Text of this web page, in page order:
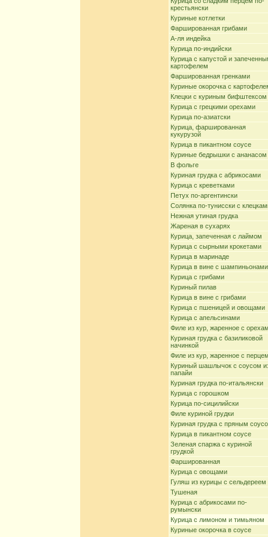
крестьянски
Куриные котлетки
Фаршированная грибами
А-ля индейка
Курица по-индийски
Курица с капустой и
картофелем
Фаршированная гренками
Куриные окорочка с
Клецки с куриным бифштексом
Курица с грецкими орехами
Курица по-азиатски
Курица, фаршированная
кукурузой
Курица в пикантном соусе
Куриные бедрышки с ананасом
В фольге
Куриная грудка с абрикосами
Курица с креветками
Петух по-аргентински
Солянка по-тунисски с
Нежная утиная грудка
Жареная в сухарях
Курица, запеченная с лаймом
Курица с сырными крокетами
Курица в маринаде
Курица в вине с шампиньонами
Курица с грибами
Куриный пилав
Курица в вине с грибами
Курица с пшеницей и овощами
Курица с апельсинами
Филе из кур, жаренное с
Куриная грудка с базиликовой
начинкой
Филе из кур, жаренное с перцем
Куриный шашлычок с соусом
папайи
Куриная грудка по-итальянски
Курица с горошком
Курица по-сицилийски
Филе куриной грудки
Куриная грудка с пряным
Курица в пикантном соусе
Зеленая спаржа с куриной
грудкой
Фаршированная
Курица с овощами
Гуляш из курицы с сельдереем
Тушеная
Курица с абрикосами по-
румынски
Курица с лимоном и тимьяном
Куриные окорочка в соусе